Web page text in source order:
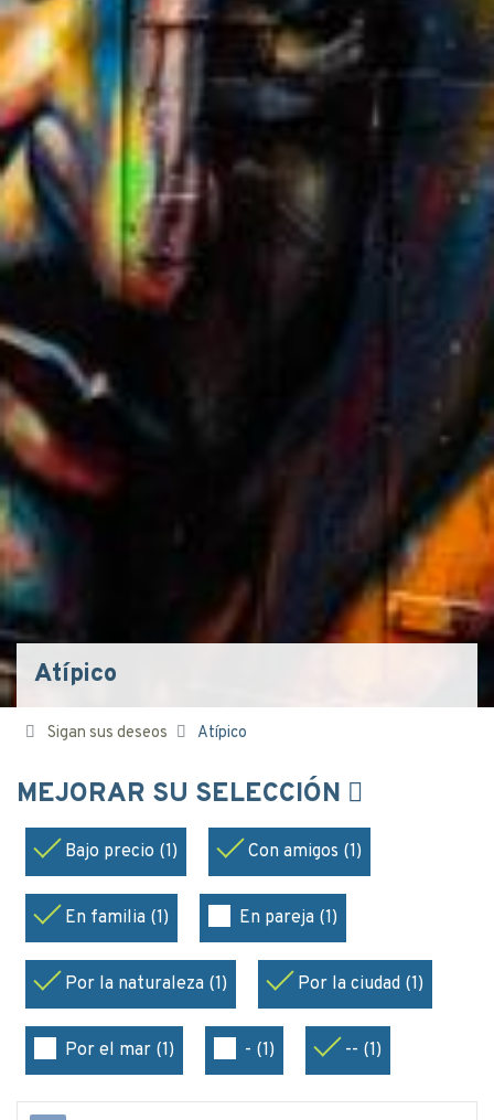
Atípico
Sigan sus deseos Atípico
MEJORAR SU SELECCIÓN
Bajo precio (1) Con amigos (1)
En familia (1) En pareja (1)
Por la naturaleza (1) Por la ciudad (1)
Por el mar (1) - (1) -- (1)